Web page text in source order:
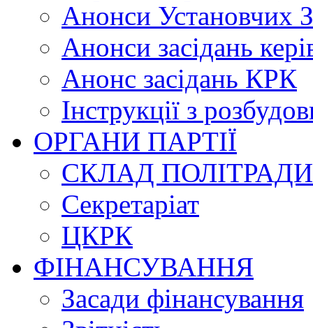
Анонси Установчих
Анонси засідань
Анонс засідань КРК
Інструкції з
ОРГАНИ ПАРТІЇ
СКЛАД ПОЛІТРАДИ
Секретаріат
ЦКРК
ФІНАНСУВАННЯ
Засади фінансування